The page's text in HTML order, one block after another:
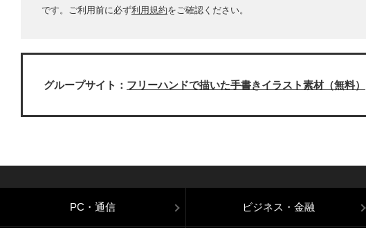
です。ご利用前に必ず利用規約をご確認ください。
グループサイト： フリーハンドで描いた手書きイラスト素材（無料）
PC・通信 ビジネス・金融